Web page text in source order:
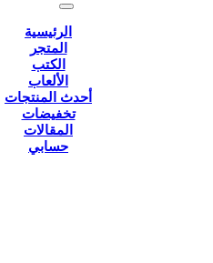
الرئيسية
المتجر
الكتب
الألعاب
أحدث المنتجات
تخفيضات
المقالات
حسابي